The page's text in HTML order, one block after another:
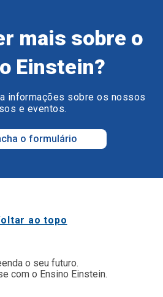
mais sobre o
Einstein?
informações sobre os nossos
e eventos.
o formulário
ao topo
o seu futuro.
com o Ensino Einstein.